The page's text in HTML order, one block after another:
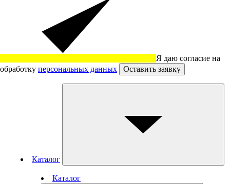
Я даю согласие на
обработку персональных данных Оставить заявку
Каталог
Каталог